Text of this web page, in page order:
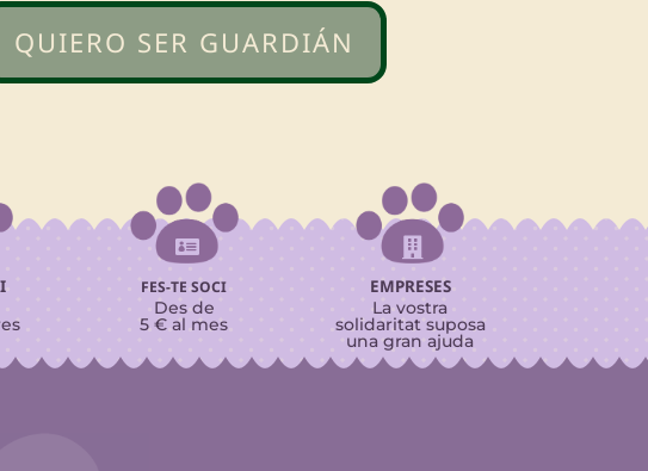
QUIERO SER GUARDIÁN

FES-TE SOCI
Des de
5 € al mes

EMPRESES
La vostra
solidaritat suposa
una gran ajuda